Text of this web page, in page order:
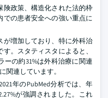
険政策、構造化された法的枠
の患者安全への強い重点に
が増加しており、特に外科治
。スタティスタによると、
ーの約31%は外科治療に関連
関連しています。
年のPubMed分析では、年
が強調されました。これ